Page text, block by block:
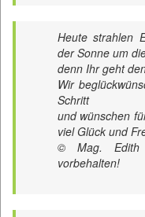
Heute strahlen
der Sonne um
denn Ihr geht
Wir
Schritt
und wünschen
viel Glück und
© Mag. Edith
vorbehalten!